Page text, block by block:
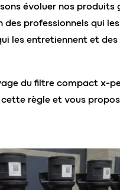
évoluer nos produits
des professionnels qui
les entretiennent et des
du filtre compact x-
cette règle et vous